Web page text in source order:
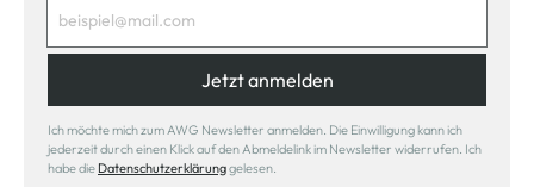
Jetzt anmelden
Ich möchte mich zum AWG Newsletter anmelden. Die Einwilligung kann ich
jederzeit durch einen Klick auf den Abmeldelink im Newsletter widerrufen. Ich
habe die Datenschutzerklärunggelesen.